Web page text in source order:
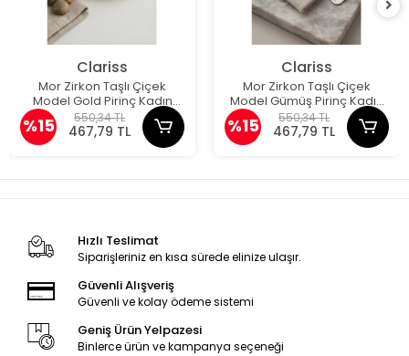
Clariss
Mor Zirkon Taşlı Çiçek
Model Gold Pirinç Kadın
Bileklik
%15 550,34 TL
467,79 TL
Clariss
Mor Zirkon Taşlı Çiçek
Model Gümüş Pirinç Kadın
Bileklik
%15 550,34 TL
467,79 TL
Hızlı Teslimat
Siparişleriniz en kısa sürede elinize ulaşır.
Güvenli Alışveriş
Güvenli ve kolay ödeme sistemi
Geniş Ürün Yelpazesi
Binlerce ürün ve kampanya seçeneği